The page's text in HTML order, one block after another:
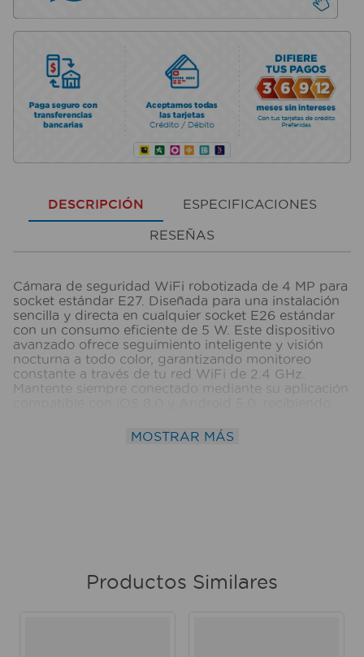
DESCRIPCIÓN ESPECIFICACIONES
RESEÑAS
Cámara de seguridad WiFi robotizada de 4 MP para
socket estándar E27. Diseñada para una instalación
sencilla y directa en cualquier socket E26 estándar
con un consumo eficiente de 5 W. Este dispositivo
avanzado ofrece seguimiento inteligente y visión
nocturna a todo color, garantizando monitoreo
constante a través de tu red WiFi de 2.4 GHz.
Mantente siempre conectado mediante su aplicación
detectar movimiento, y almacena todas tus
evidencias localmente gracias a su ranura para
MOSTRAR MÁS
Productos Similares